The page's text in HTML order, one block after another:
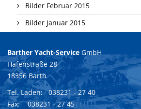
Bilder Februar 2015
Bilder Januar 2015
Barther Yacht-Service GmbH
Hafenstraße 28
18356 Barth
Tel. Laden:038231 - 27 40
Fax: 038231 - 27 45